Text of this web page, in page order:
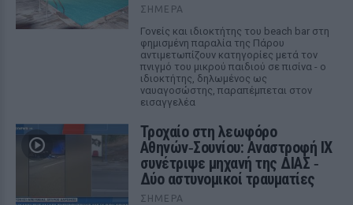
ΣΉΜΕΡΑ
Γονείς και ιδιοκτήτης του beach bar στη
φημισμένη παραλία της Πάρου
αντιμετωπίζουν κατηγορίες μετά τον
πνιγμό του μικρού παιδιού σε πισίνα - ο
ιδιοκτήτης, δηλωμένος ως
ναυαγοσώστης, παραπέμπεται στον
εισαγγελέα
Τροχαίο στη λεωφόρο
Αθηνών‑Σουνίου: Αναστροφή ΙΧ
συνέτριψε μηχανή της ΔΙΑΣ ‑
Δύο αστυνομικοί τραυματίες
ΣΉΜΕΡΑ